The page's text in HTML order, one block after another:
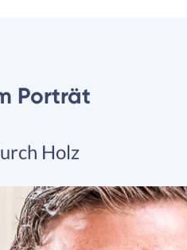
Porträt
Holz